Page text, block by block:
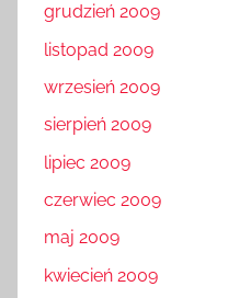
grudzień 2009
listopad 2009
wrzesień 2009
sierpień 2009
lipiec 2009
czerwiec 2009
maj 2009
kwiecień 2009